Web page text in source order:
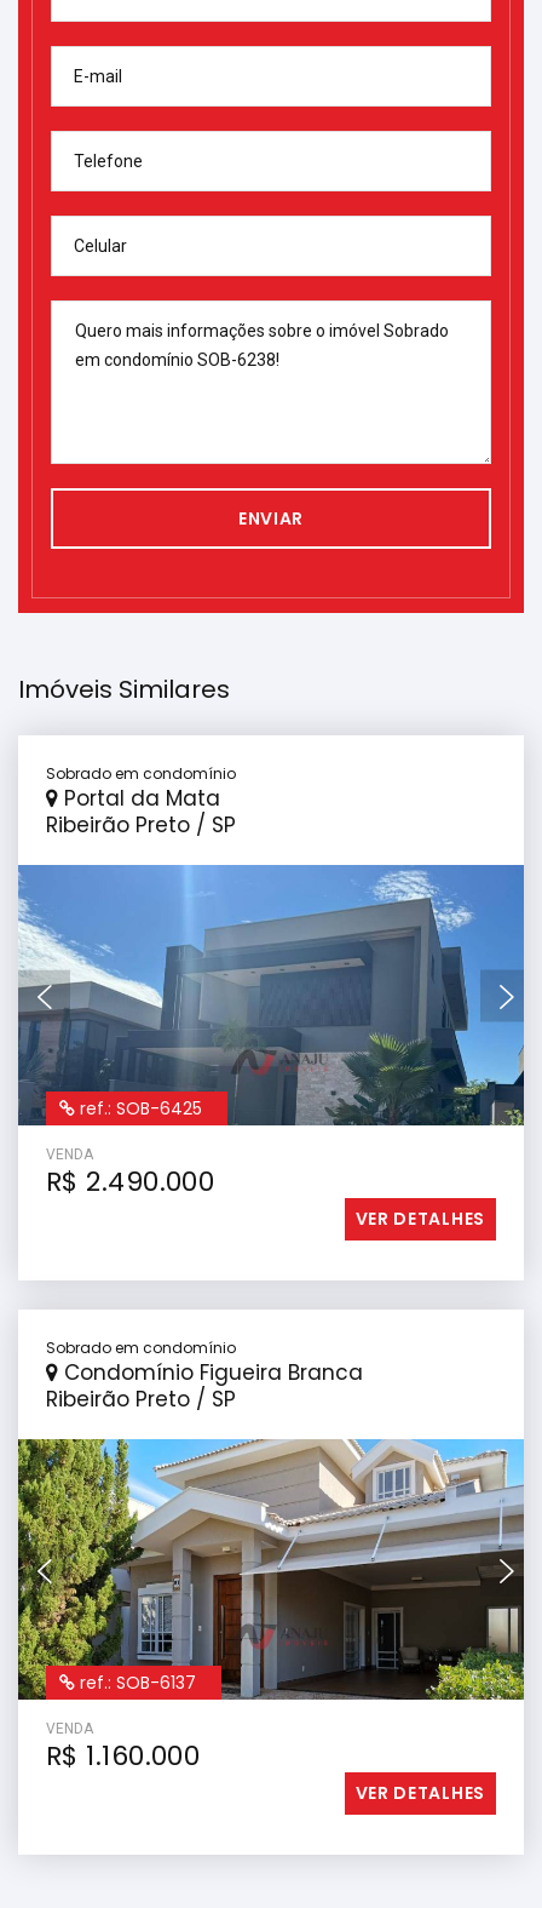
E-mail
Telefone
Celular
ENVIAR
Imóveis Similares
Sobrado em condomínio
Portal da Mata
Ribeirão Preto / SP
ref.: SOB-6425
VENDA
R$ 2.490.000
VER DETALHES
Sobrado em condomínio
Condomínio Figueira Branca
Ribeirão Preto / SP
ref.: SOB-6137
VENDA
R$ 1.160.000
VER DETALHES